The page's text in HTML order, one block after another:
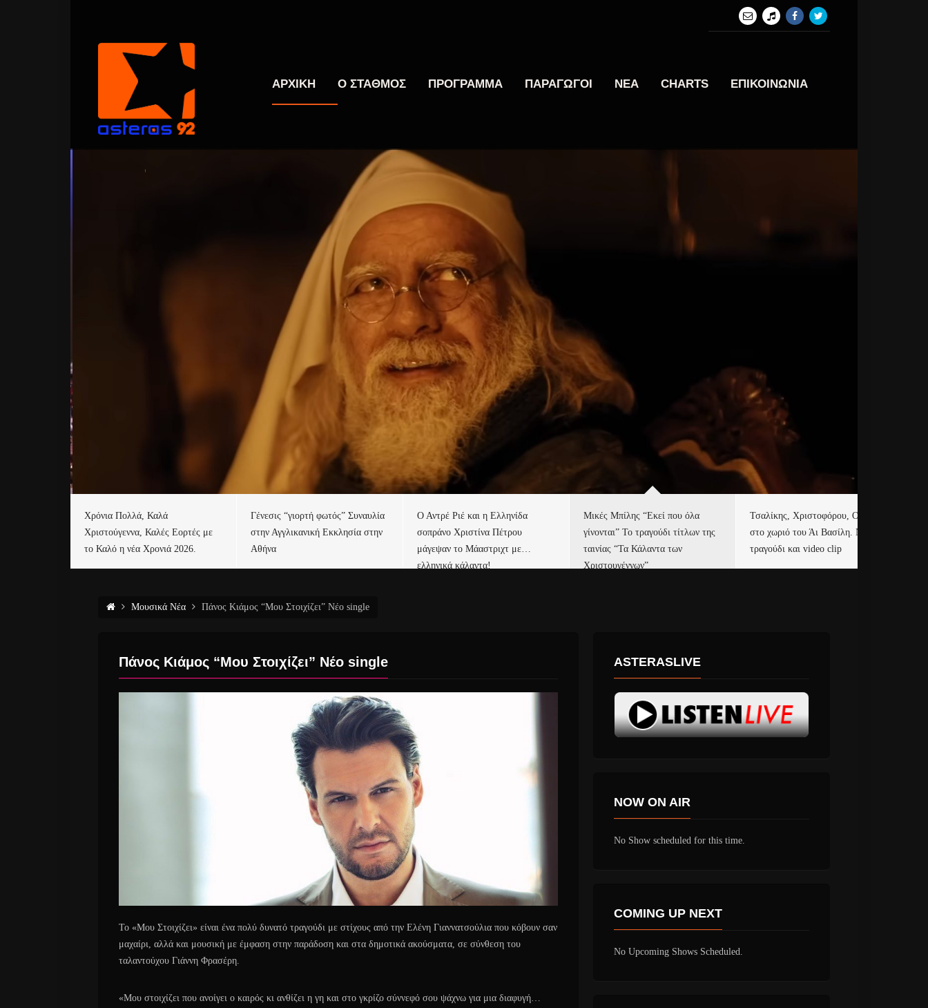
ΑΡΧΙΚΗ Ο ΣΤΑΘΜΟΣ ΠΡΟΓΡΑΜΜΑ ΠΑΡΑΓΩΓΟΙ ΝΕΑ CHARTS ΕΠΙΚΟΙΝΩΝΙΑ
Χρόνια Πολλά, Καλά
Χριστούγεννα, Καλές Εορτές με
το Καλό η νέα Χρονιά 2026.
Γένεσις “γιορτή φωτός” Συναυλία
στην Αγγλικανική Εκκλησία στην
Αθήνα
Ο Αντρέ Ριέ και η Ελληνίδα
σοπράνο Χριστίνα Πέτρου
μάγεψαν το Μάαστριχτ με…
ελληνικά κάλαντα!
Μικές Μπίλης “Εκεί που όλα
γίνονται” Το τραγούδι τίτλων της
ταινίας “Τα Κάλαντα των
Χριστουγέννων”
Τσαλίκης, Χριστοφόρου, ONE
στο χωριό του Άι Βασίλη. Νέο
τραγούδι και video clip
Μουσικά Νέα Πάνος Κιάμος “Μου Στοιχίζει” Νέο single
Πάνος Κιάμος “Μου Στοιχίζει” Νέο single
Το «Μου Στοιχίζει» είναι ένα πολύ δυνατό τραγούδι με στίχους από την Ελένη Γιαννατσούλια που κόβουν σαν
μαχαίρι, αλλά και μουσική με έμφαση στην παράδοση και στα δημοτικά ακούσματα, σε σύνθεση του
ταλαντούχου Γιάννη Φρασέρη.
«Μου στοιχίζει που ανοίγει ο καιρός κι ανθίζει η γη και στο γκρίζο σύννεφό σου ψάχνω για μια διαφυγή…
ASTERASLIVE
NOW ON AIR
No Show scheduled for this time.
COMING UP NEXT
No Upcoming Shows Scheduled.